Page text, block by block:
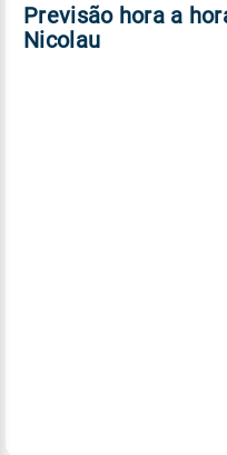
Previsão hora a
Nicolau